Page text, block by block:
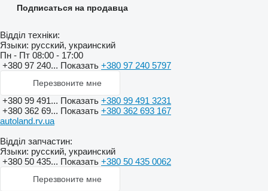
Подписаться на продавца
Відділ техніки:
Языки: русский, украинский
Пн - Пт 08:00 - 17:00
+380 97 240... Показать +380 97 240 5797
Перезвоните мне
+380 99 491... Показать +380 99 491 3231
+380 362 69... Показать +380 362 693 167
autoland.rv.ua
Відділ запчастин:
Языки: русский, украинский
+380 50 435... Показать +380 50 435 0062
Перезвоните мне